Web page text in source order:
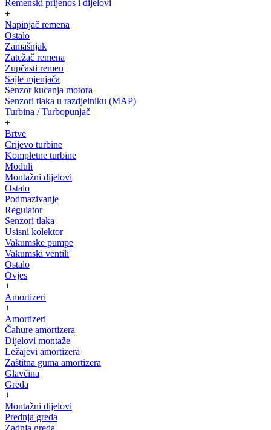
Remenski prijenos i dijelovi
+
Napinjač remena
Ostalo
Zamašnjak
Zatežač remena
Zupčasti remen
Sajle mjenjača
Senzor kucanja motora
Senzori tlaka u razdjelniku (MAP)
Turbina / Turbopunjač
+
Brtve
Crijevo turbine
Kompletne turbine
Moduli
Montažni dijelovi
Ostalo
Podmazivanje
Regulator
Senzori tlaka
Usisni kolektor
Vakumske pumpe
Vakumski ventili
Ostalo
Ovjes
+
Amortizeri
+
Amortizeri
Čahure amortizera
Dijelovi montaže
Ležajevi amortizera
Zaštitna guma amortizera
Glavčina
Greda
+
Montažni dijelovi
Prednja greda
Zadnja greda